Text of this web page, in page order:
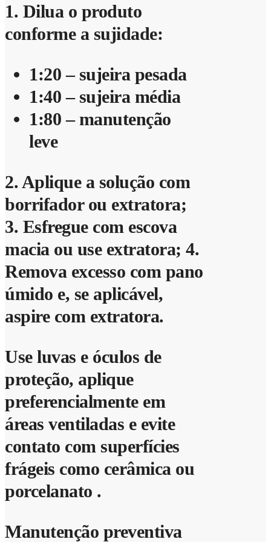
1. Dilua o produto
conforme a sujidade:
1:20 – sujeira pesada
1:40 – sujeira média
1:80 – manutenção
leve
2. Aplique a solução com
borrifador ou extratora;
3. Esfregue com escova
macia ou use extratora; 4.
Remova excesso com pano
úmido e, se aplicável,
aspire com extratora.
Use luvas e óculos de
proteção, aplique
preferencialmente em
áreas ventiladas e evite
contato com superfícies
frágeis como cerâmica ou
porcelanato .
Manutenção preventiva